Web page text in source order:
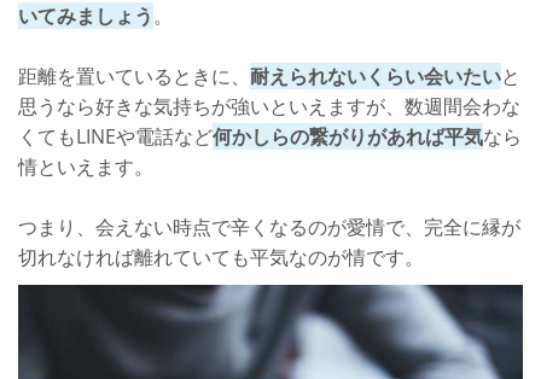
いてみましょう。
距離を置いているときに、 耐えられないくらい会いたいと
思うなら好きな気持ちが強いといえますが、数週間会わな
くてもLINEや電話など何かしらの繋がりがあれば平気なら
情といえます。
つまり、会えない時点で辛くなるのが愛情で、完全に縁が
切れなければ離れていても平気なのが情です。